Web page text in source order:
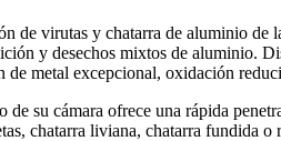
de virutas y chatarra de aluminio de
y desechos mixtos de aluminio.
de metal excepcional, oxidación
de su cámara ofrece una rápida
chatarra liviana, chatarra fundida